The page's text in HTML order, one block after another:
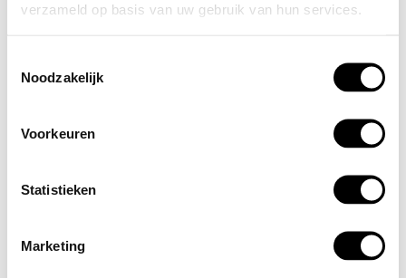
verzameld op basis van uw gebruik van hun services.
Noodzakelijk
Voorkeuren
Statistieken
Marketing